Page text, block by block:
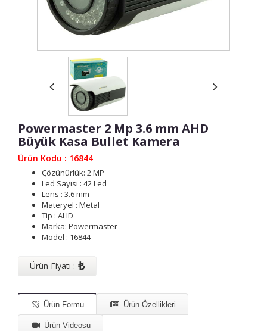
Powermaster 2 Mp 3.6 mm AHD
Büyük Kasa Bullet Kamera
Ürün Kodu : 16844
Çözünürlük: 2 MP
Led Sayısı : 42 Led
Lens : 3.6 mm
Materyel : Metal
Tip : AHD
Marka: Powermaster
Model : 16844
Ürün Fiyatı : ₺
Ürün Formu Ürün Özellikleri
Ürün Videosu